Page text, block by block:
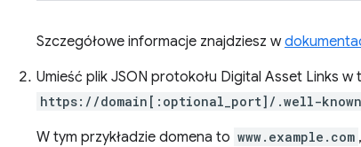
Szczegółowe informacje znajdziesz w
Umieść plik JSON protokołu Digital Asset Links
https://domain[:optional_port]/.well-
W tym przykładzie domena to www.example.com